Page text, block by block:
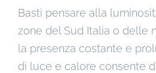
Basti pensare alla
zone del Sud Italia o delle
la presenza costante e
di luce e calore consente